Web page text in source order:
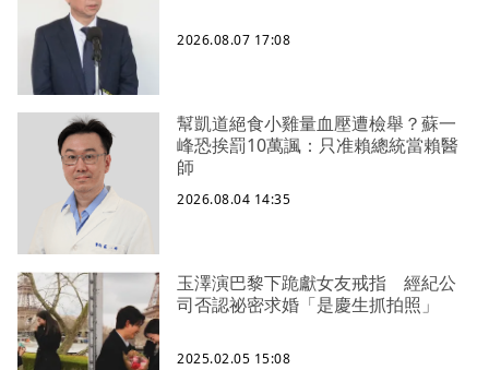
2026.08.07 17:08
幫凱道絕食小雞量血壓遭檢舉？蘇一
峰恐挨罰10萬諷：只准賴總統當賴醫
師
2026.08.04 14:35
玉澤演巴黎下跪獻女友戒指 經紀公
司否認祕密求婚「是慶生抓拍照」
2025.02.05 15:08